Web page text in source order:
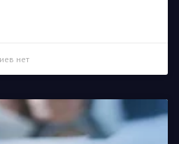
нет